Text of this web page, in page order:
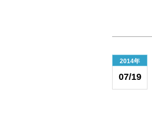
2014年
07/19